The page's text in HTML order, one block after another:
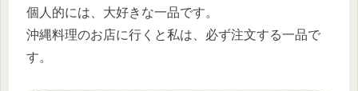
個人的には、大好きな一品です。
沖縄料理のお店に行くと私は、必ず注文する一品で
す。